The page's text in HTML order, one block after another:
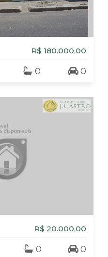
R$ 180.000,00
0 0
R$ 20.000,00
0 0